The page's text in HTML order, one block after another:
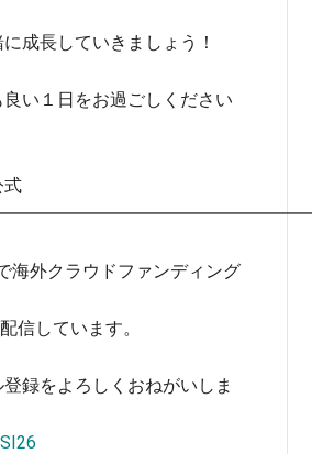
成長していきましょう！
い１日をお過ごしください
海外クラウドファンディング
信しています。
録をよろしくおねがいしま